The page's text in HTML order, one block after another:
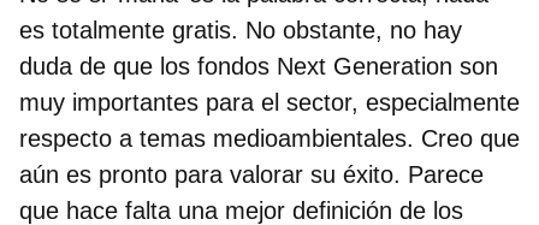
es totalmente gratis. No obstante, no hay
duda de que los fondos Next Generation son
muy importantes para el sector, especialmente
respecto a temas medioambientales. Creo que
aún es pronto para valorar su éxito. Parece
que hace falta una mejor definición de los